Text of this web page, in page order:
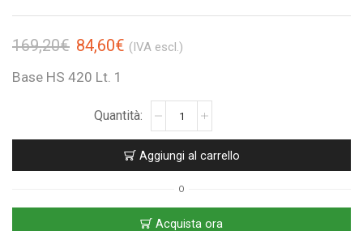
169,20€ 84,60€ (IVA escl.)
Base HS 420 Lt. 1
Aggiungi al carrello
O
Acquista ora